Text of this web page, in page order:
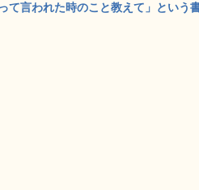
て言われた時のこと教えて」という